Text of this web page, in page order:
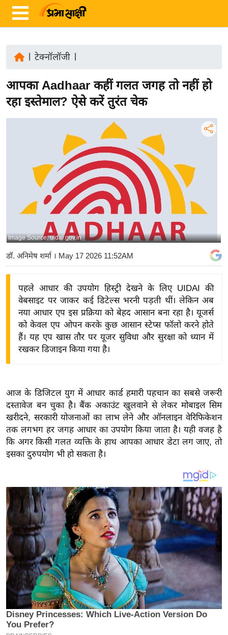
ज़ा
ख
य
बि
ज़
द्यो
वि
शे
ष
ज्ञ
रा
य
ज
ट
खे
ल
क्रि
के
ट
I
P
L
2
टेक्नॉलॉजी
आपका Aadhaar कहीं गलत जगह तो नहीं हो
रहा इस्तेमाल? ऐसे करें तुरंत चेक
Image Source: uidai.gov.in
डॉ. अनिमेष शर्मा । May 17 2026 11:52AM
पहले आधार की उपयोग हिस्ट्री देखने के लिए UIDAI की
वेबसाइट पर जाकर कई डिटेल्स भरनी पड़ती थीं। लेकिन अब
नया आधार एप इस प्रक्रिया को बेहद आसान बना रहा है। यूजर्स
को केवल एप ओपन करके कुछ आसान स्टेप्स फॉलो करने होते
हैं। यह एप खास तौर पर यूजर सुविधा और सुरक्षा को ध्यान में
रखकर डिजाइन किया गया है।
आज के डिजिटल युग में आधार कार्ड हमारी पहचान का सबसे जरूरी
दस्तावेज बन चुका है। बैंक अकाउंट खुलवाने से लेकर मोबाइल सिम
खरीदने, सरकारी योजनाओं का लाभ लेने और ऑनलाइन वेरिफिकेशन
तक लगभग हर जगह आधार का उपयोग किया जाता है। यही वजह है
कि अगर किसी गलत व्यक्ति के हाथ आपका आधार डेटा लग जाए, तो
इसका दुरुपयोग भी हो सकता है।